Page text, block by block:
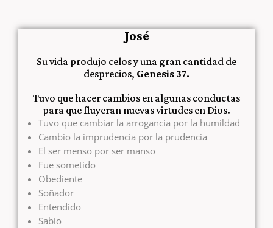
José
Su vida produjo celos y una gran cantidad de
desprecios, Genesis 37.
Tuvo que hacer cambios en algunas conductas
para que fluyeran nuevas virtudes en Dios.
Tuvo que cambiar la arrogancia por la humildad
Cambio la imprudencia por la prudencia
El ser menso por ser manso
Fue sometido
Obediente
Soñador
Entendido
Sabio